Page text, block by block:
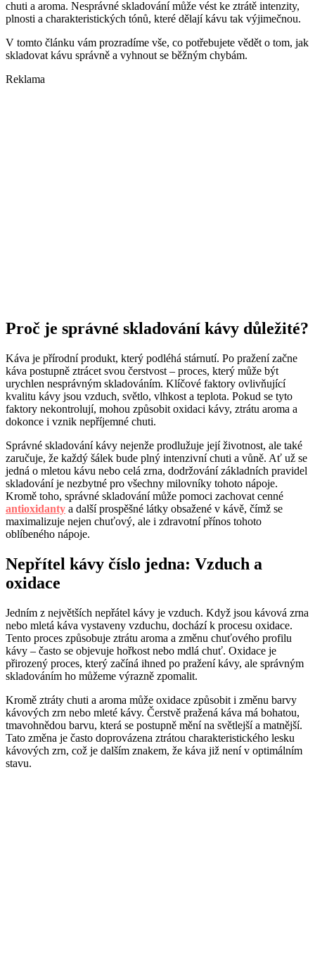
chuti a aroma. Nesprávné skladování může vést ke ztrátě intenzity,
plnosti a charakteristických tónů, které dělají kávu tak výjimečnou.
V tomto článku vám prozradíme vše, co potřebujete vědět o tom, jak
skladovat kávu správně a vyhnout se běžným chybám.
Reklama
Proč je správné skladování kávy důležité?
Káva je přírodní produkt, který podléhá stárnutí. Po pražení začne
káva postupně ztrácet svou čerstvost – proces, který může být
urychlen nesprávným skladováním. Klíčové faktory ovlivňující
kvalitu kávy jsou vzduch, světlo, vlhkost a teplota. Pokud se tyto
faktory nekontrolují, mohou způsobit oxidaci kávy, ztrátu aroma a
dokonce i vznik nepříjemné chuti.
Správné skladování kávy nejenže prodlužuje její životnost, ale také
zaručuje, že každý šálek bude plný intenzivní chuti a vůně. Ať už se
jedná o mletou kávu nebo celá zrna, dodržování základních pravidel
skladování je nezbytné pro všechny milovníky tohoto nápoje.
Kromě toho, správné skladování může pomoci zachovat cenné
antioxidanty a další prospěšné látky obsažené v kávě, čímž se
maximalizuje nejen chuťový, ale i zdravotní přínos tohoto
oblíbeného nápoje.
Nepřítel kávy číslo jedna: Vzduch a
oxidace
Jedním z největších nepřátel kávy je vzduch. Když jsou kávová zrna
nebo mletá káva vystaveny vzduchu, dochází k procesu oxidace.
Tento proces způsobuje ztrátu aroma a změnu chuťového profilu
kávy – často se objevuje hořkost nebo mdlá chuť. Oxidace je
přirozený proces, který začíná ihned po pražení kávy, ale správným
skladováním ho můžeme výrazně zpomalit.
Kromě ztráty chuti a aroma může oxidace způsobit i změnu barvy
kávových zrn nebo mleté kávy. Čerstvě pražená káva má bohatou,
tmavohnědou barvu, která se postupně mění na světlejší a matnější.
Tato změna je často doprovázena ztrátou charakteristického lesku
kávových zrn, což je dalším znakem, že káva již není v optimálním
stavu.